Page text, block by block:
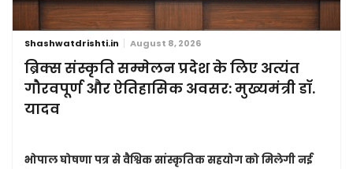
Shashwatdrishti.in August 8, 2026
ब्रिक्स संस्कृति सम्मेलन प्रदेश के लिए अत्यंत
गौरवपूर्ण और ऐतिहासिक अवसर: मुख्यमंत्री डॉ.
यादव
भोपाल घोषणा पत्र से वैश्विक सांस्कृतिक सहयोग को मिलेगी नई